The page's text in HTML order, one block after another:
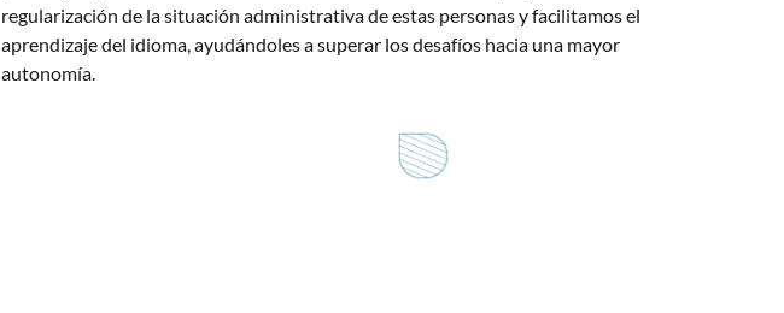
regularización de la situación administrativa de estas personas y facilitamos el
aprendizaje del idioma, ayudándoles a superar los desafíos hacia una mayor
autonomía.